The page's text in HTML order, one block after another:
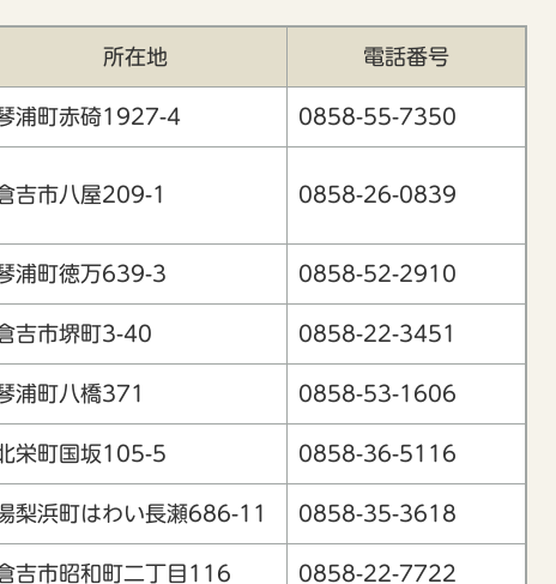
所在地 電話番号
浦町赤碕1927-4 0858-55-7350
吉市八屋209-1 0858-26-0839
浦町徳万639-3 0858-52-2910
吉市堺町3-40 0858-22-3451
浦町八橋371 0858-53-1606
栄町国坂105-5 0858-36-5116
梨浜町はわい長瀬686-11 0858-35-3618
吉市昭和町二丁目116 0858-22-7722